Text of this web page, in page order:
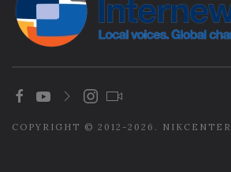
COPYRIGHT © 2012-2026. NIKCENTER